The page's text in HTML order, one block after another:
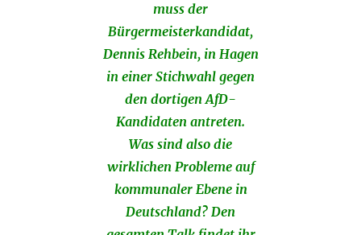
muss der
Bürgermeisterkandidat,
Dennis Rehbein, in Hagen
in einer Stichwahl gegen
den dortigen AfD-
Kandidaten antreten.
Was sind also die
wirklichen Probleme auf
kommunaler Ebene in
Deutschland? Den